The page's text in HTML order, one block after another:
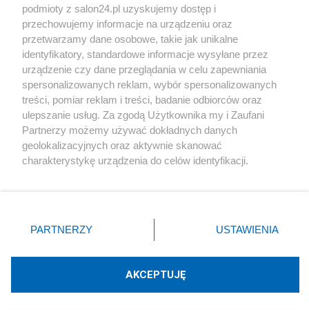
Społeczeństwo
Kultura
X Facebook Instagram Youtube
Technologię dostarcza:W3media.pl
podmioty z salon24.pl uzyskujemy dostęp i
przechowujemy informacje na urządzeniu oraz
przetwarzamy dane osobowe, takie jak unikalne
identyfikatory, standardowe informacje wysyłane przez
urządzenie czy dane przeglądania w celu zapewniania
spersonalizowanych reklam, wybór spersonalizowanych
treści, pomiar reklam i treści, badanie odbiorców oraz
ulepszanie usług. Za zgodą Użytkownika my i Zaufani
Partnerzy możemy używać dokładnych danych
geolokalizacyjnych oraz aktywnie skanować
charakterystykę urządzenia do celów identyfikacji.
zmienić/wycofać klikając przycisk ustawień prywatności
znajdujący się w lewym dolnym rogu strony
rodzaje przetwarzania danych nie wymagają zgody
użytkownika, ale masz prawo sprzeciwić się takiemu
PARTNERZY USTAWIENIA
AKCEPTUJĘ